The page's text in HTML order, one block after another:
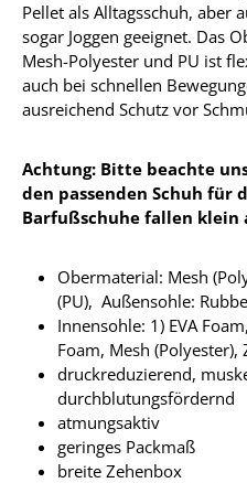
Pellet als Alltagsschuh, aber
sogar Joggen geeignet. Das
Mesh-Polyester und PU ist
auch bei schnellen
ausreichend Schutz vor
Achtung: Bitte beachte
den passenden Schuh für
Barfußschuhe fallen klein
Obermaterial: Mesh
(PU), Außensohle:
Innensohle: 1) EVA
Foam, Mesh
druckreduzierend,
durchblutungsfördernd
atmungsaktiv
geringes Packmaß
breite Zehenbox